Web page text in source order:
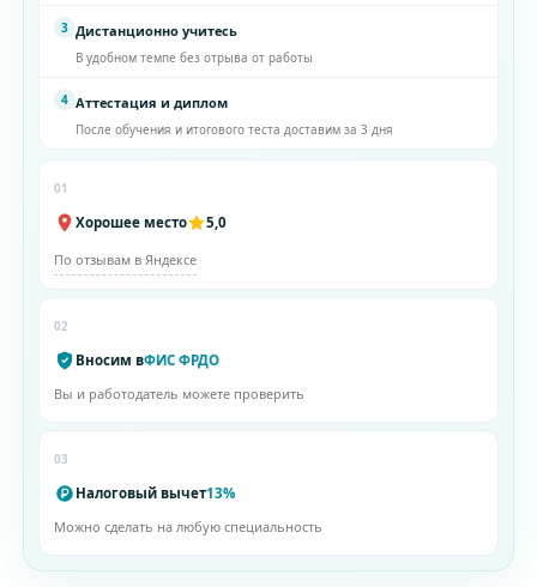
3 Дистанционно учитесь
В удобном темпе без отрыва от работы
4 Аттестация и диплом
После обучения и итогового теста доставим за 3 дня
01
Хорошее место 5,0
По отзывам в Яндексе
02
Вносим вФИС ФРДО
Вы и работодатель можете проверить
03
Налоговый вычет13%
Можно сделать на любую специальность